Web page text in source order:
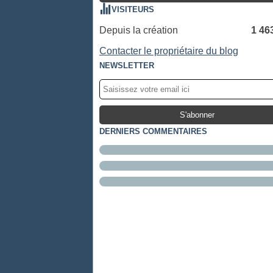
VISITEURS
Depuis la création
1
Contacter le propriétaire du blog
NEWSLETTER
DERNIERS COMMENTAIRES